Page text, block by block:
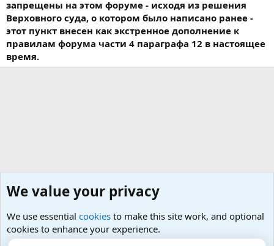
запрещены на этом форуме - исходя из решения
Верховного суда, о котором было написано ранее -
этот пункт внесен как экстренное дополнение к
правилам форума части 4 параграфа 12 в настоящее
время.
Психология и отношения, включая сексуальность.
We value your privacy
We use essential cookies to make this site work, and optional
cookies to enhance your experience.